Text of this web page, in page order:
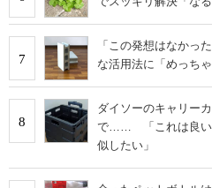
7
「この発想はなかっ
な活用法に「めっち
8
ダイソーのキャリー
で…… 「これは良い
似したい」